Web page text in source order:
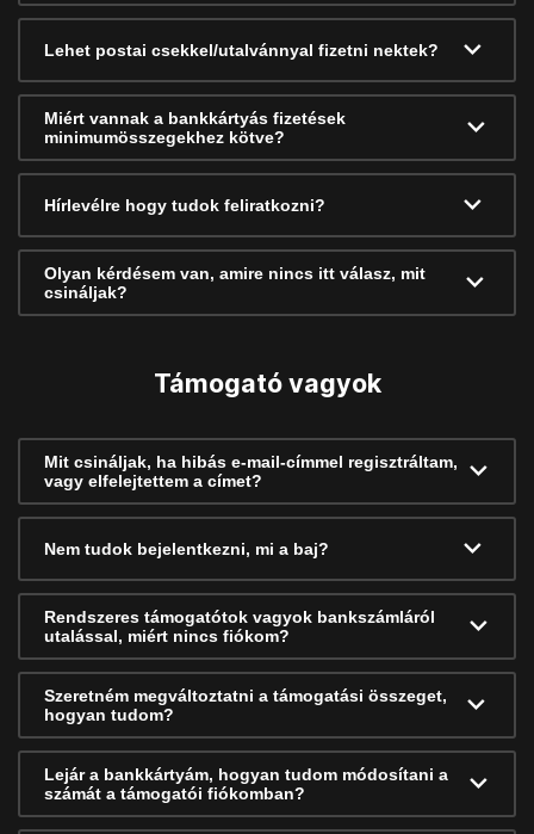
Lehet postai csekkel/utalvánnyal fizetni nektek?
Miért vannak a bankkártyás fizetések
minimumösszegekhez kötve?
Hírlevélre hogy tudok feliratkozni?
Olyan kérdésem van, amire nincs itt válasz, mit
csináljak?
Támogató vagyok
Mit csináljak, ha hibás e-mail-címmel regisztráltam,
vagy elfelejtettem a címet?
Nem tudok bejelentkezni, mi a baj?
Rendszeres támogatótok vagyok bankszámláról
utalással, miért nincs fiókom?
Szeretném megváltoztatni a támogatási összeget,
hogyan tudom?
Lejár a bankkártyám, hogyan tudom módosítani a
számát a támogatói fiókomban?